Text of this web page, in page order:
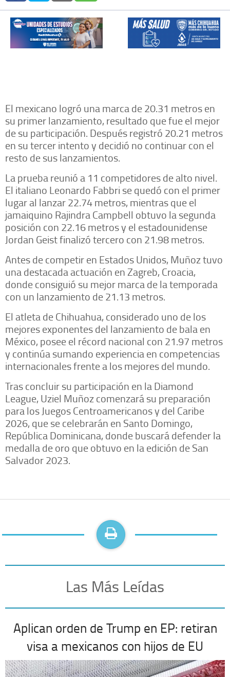
El mexicano logró una marca de 20.31 metros en
su primer lanzamiento, resultado que fue el mejor
de su participación. Después registró 20.21 metros
en su tercer intento y decidió no continuar con el
resto de sus lanzamientos.
La prueba reunió a 11 competidores de alto nivel.
El italiano Leonardo Fabbri se quedó con el primer
lugar al lanzar 22.74 metros, mientras que el
jamaiquino Rajindra Campbell obtuvo la segunda
posición con 22.16 metros y el estadounidense
Jordan Geist finalizó tercero con 21.98 metros.
Antes de competir en Estados Unidos, Muñoz tuvo
una destacada actuación en Zagreb, Croacia,
donde consiguió su mejor marca de la temporada
con un lanzamiento de 21.13 metros.
El atleta de Chihuahua, considerado uno de los
mejores exponentes del lanzamiento de bala en
México, posee el récord nacional con 21.97 metros
y continúa sumando experiencia en competencias
internacionales frente a los mejores del mundo.
Tras concluir su participación en la Diamond
League, Uziel Muñoz comenzará su preparación
para los Juegos Centroamericanos y del Caribe
2026, que se celebrarán en Santo Domingo,
República Dominicana, donde buscará defender la
medalla de oro que obtuvo en la edición de San
Salvador 2023.
Las Más Leídas
Aplican orden de Trump en EP: retiran
visa a mexicanos con hijos de EU